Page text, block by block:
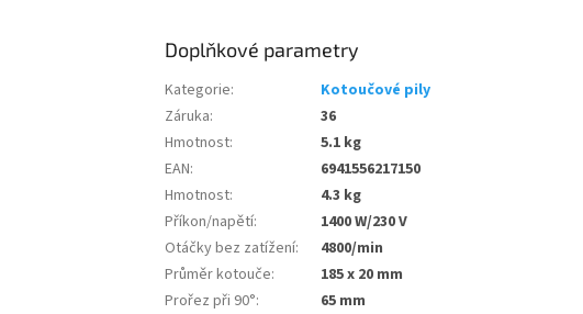
Doplňkové parametry
Kategorie:
Kotoučové pily
Záruka:
36
Hmotnost:
5.1 kg
EAN:
6941556217150
Hmotnost:
4.3 kg
Příkon/napětí:
1400 W/230 V
Otáčky bez zatížení:
4800/min
Průměr kotouče:
185 x 20 mm
Prořez při 90°:
65 mm